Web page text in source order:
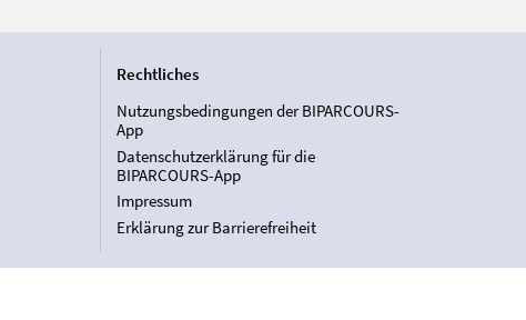
Rechtliches
Nutzungsbedingungen der BIPARCOURS-
App
Datenschutzerklärung für die
BIPARCOURS-App
Impressum
Erklärung zur Barrierefreiheit